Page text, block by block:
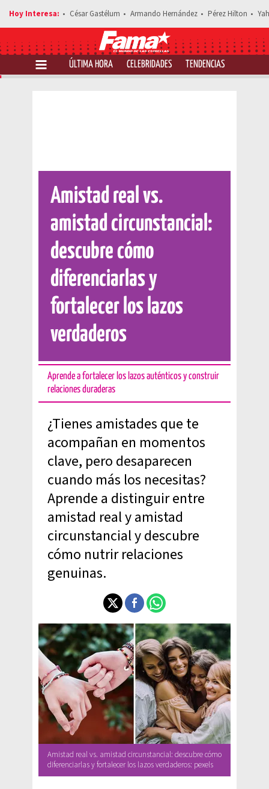
César Gastélum Armando Hernández Pérez Hilton
ÚLTIMA HORA CELEBRIDADES TENDENCIAS
Comparte esta noticia
Amistad real vs.
amistad circunstancial:
descubre cómo
diferenciarlas y
fortalecer los lazos
verdaderos
Aprende a fortalecer los lazos auténticos y construir
relaciones duraderas
¿Tienes amistades que te
acompañan en momentos
clave, pero desaparecen
cuando más los necesitas?
Aprende a distinguir entre
amistad real y amistad
circunstancial y descubre
cómo nutrir relaciones
genuinas.
Amistad real vs. amistad circunstancial: descubre cómo
diferenciarlas y fortalecer los lazos verdaderos: pexels